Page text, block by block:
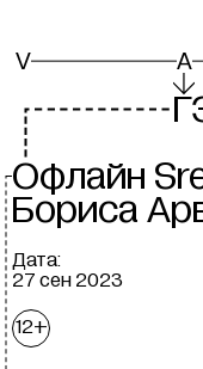
V
A
Г
Офлайн
Бориса
Дата:
27 сен 2023
12+